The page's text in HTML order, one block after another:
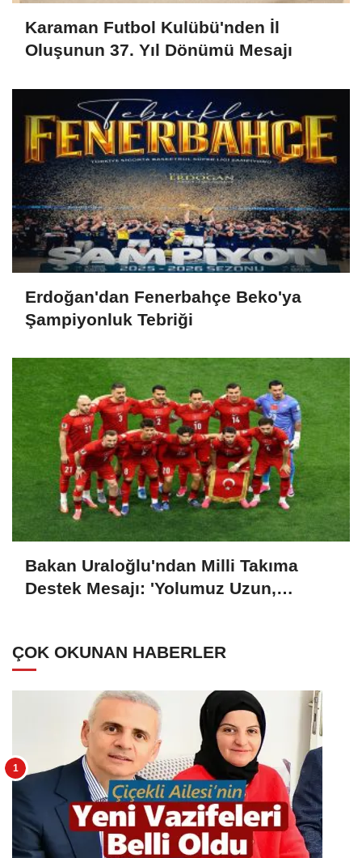
Karaman Futbol Kulübü'nden İl
Oluşunun 37. Yıl Dönümü Mesajı
Erdoğan'dan Fenerbahçe Beko'ya
Şampiyonluk Tebriği
Bakan Uraloğlu'ndan Milli Takıma
Destek Mesajı: 'Yolumuz Uzun,
ÇOK OKUNAN HABERLER